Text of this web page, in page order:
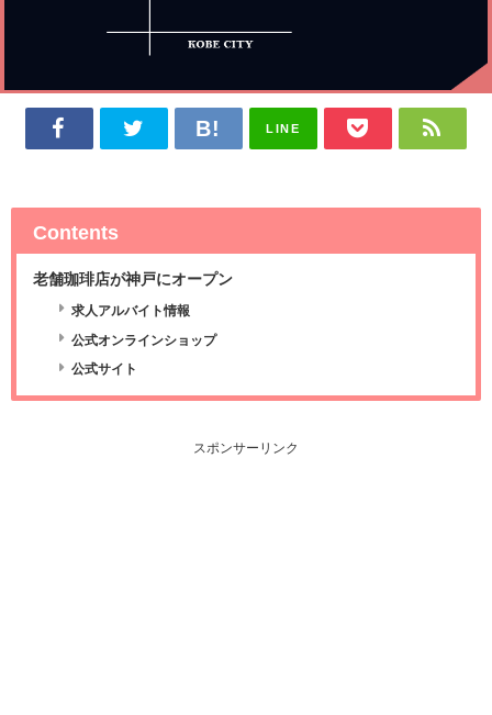
LINE
Contents
老舗珈琲店が神戸にオープン
求人アルバイト情報
公式オンラインショップ
公式サイト
スポンサーリンク